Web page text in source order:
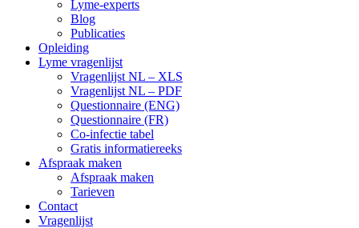
Lyme-experts
Blog
Publicaties
Opleiding
Lyme vragenlijst
Vragenlijst NL – XLS
Vragenlijst NL – PDF
Questionnaire (ENG)
Questionnaire (FR)
Co-infectie tabel
Gratis informatiereeks
Afspraak maken
Afspraak maken
Tarieven
Contact
Vragenlijst